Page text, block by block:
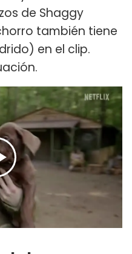
de Shaggy
también tiene
en el clip.